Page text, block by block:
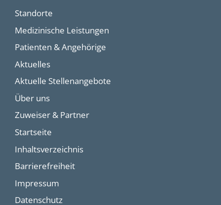
Standorte
Medizinische Leistungen
Patienten & Angehörige
Aktuelles
Aktuelle Stellenangebote
Über uns
Zuweiser & Partner
Startseite
Inhaltsverzeichnis
Barrierefreiheit
Impressum
Datenschutz